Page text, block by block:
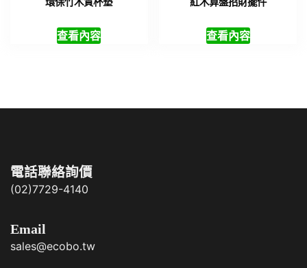
查看內容 查看內容
電話聯絡詢價
(02)7729-4140
Email
sales@ecobo.tw